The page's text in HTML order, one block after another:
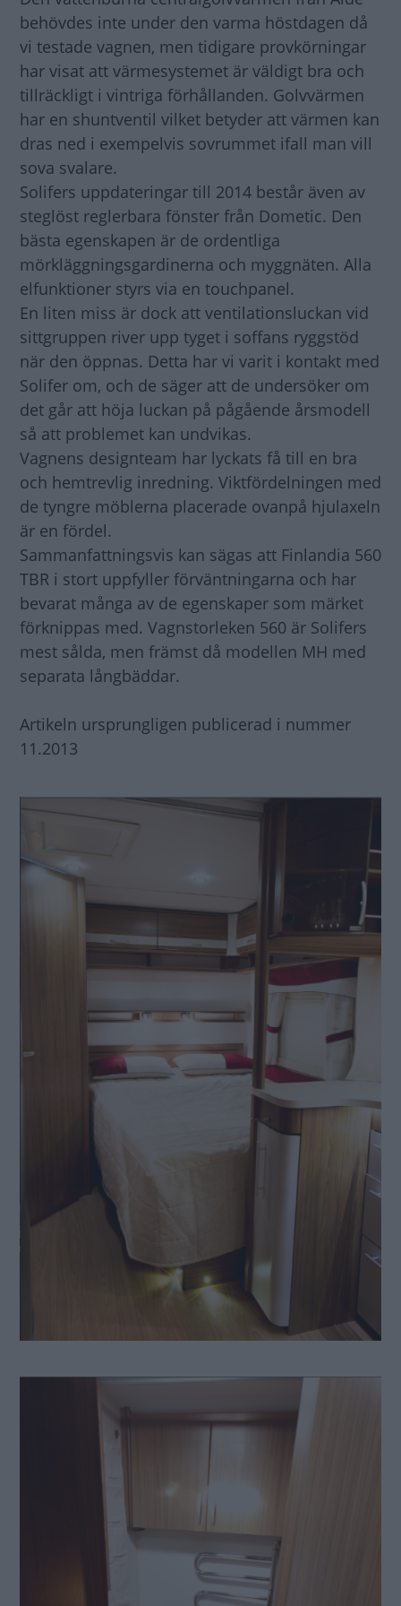
behövdes inte under den varma höstdagen då
vi testade vagnen, men tidigare provkörningar
har visat att värmesystemet är väldigt bra och
tillräckligt i vintriga förhållanden. Golvvärmen
har en shuntventil vilket betyder att värmen kan
dras ned i exempelvis sovrummet ifall man vill
sova svalare.
Solifers uppdateringar till 2014 består även av
steglöst reglerbara fönster från Dometic. Den
bästa egenskapen är de ordentliga
mörkläggningsgardinerna och myggnäten. Alla
elfunktioner styrs via en touchpanel.
En liten miss är dock att ventilationsluckan vid
sittgruppen river upp tyget i soffans ryggstöd
när den öppnas. Detta har vi varit i kontakt med
Solifer om, och de säger att de undersöker om
det går att höja luckan på pågående årsmodell
så att problemet kan undvikas.
Vagnens designteam har lyckats få till en bra
och hemtrevlig inredning. Viktfördelningen med
de tyngre möblerna placerade ovanpå hjulaxeln
är en fördel.
Sammanfattningsvis kan sägas att Finlandia 560
TBR i stort uppfyller förväntningarna och har
bevarat många av de egenskaper som märket
förknippas med. Vagnstorleken 560 är Solifers
mest sålda, men främst då modellen MH med
separata långbäddar.
Artikeln ursprungligen publicerad i nummer
11.2013